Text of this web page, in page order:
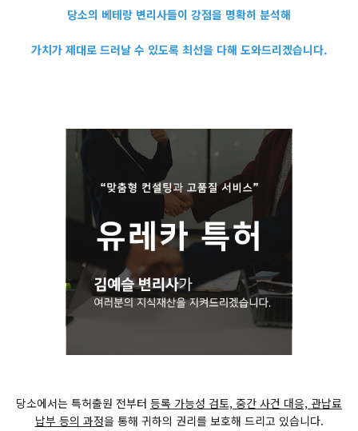
당소의 베테랑 변리사들이 강점을 명확히 분석해
가치가 제대로 드러날 수 있도록 최선을 다해 도와드리겠습니다.
당소에서는 특허출원 전부터 등록 가능성 검토, 중간 사건 대응, 관납료
납부 등의 과정을 통해 귀하의 권리를 보호해 드리고 있습니다.